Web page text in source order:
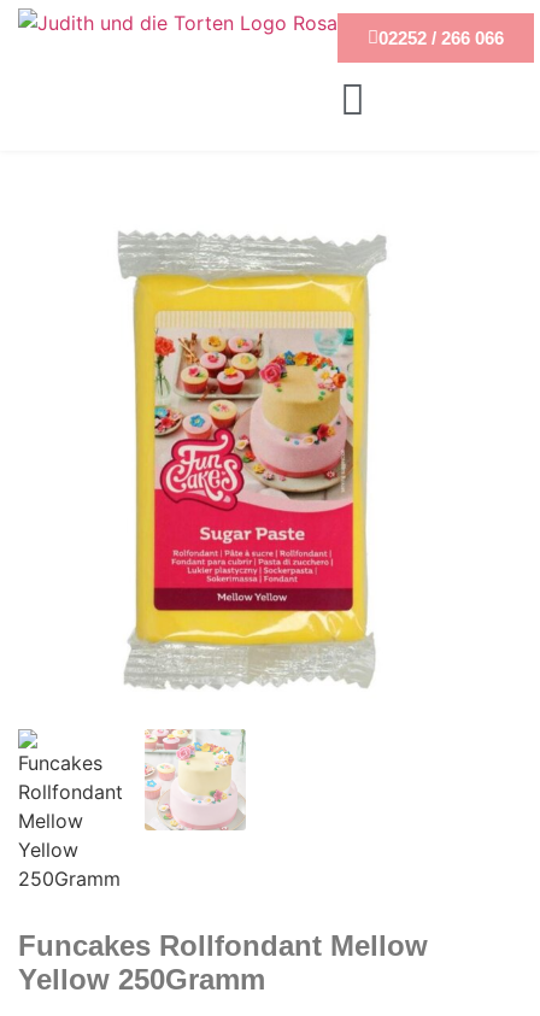
02252 / 266 066
Funcakes Rollfondant Mellow
Yellow 250Gramm